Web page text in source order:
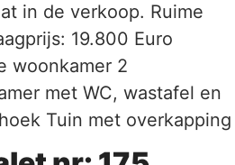
in de verkoop. Ruime
19.800 Euro
woonkamer 2
met WC, wastafel en
Tuin met overkapping